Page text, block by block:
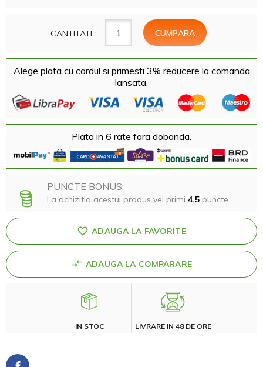
CANTITATE:
Alege plata cu cardul si primesti 3% reducere la comanda
lansata.
Plata in 6 rate fara dobanda.
PUNCTE BONUS
La achizitia acestui produs vei primi 4.5 puncte
ADAUGA LA FAVORITE
ADAUGA LA COMPARARE
IN STOC LIVRARE IN 48 DE ORE